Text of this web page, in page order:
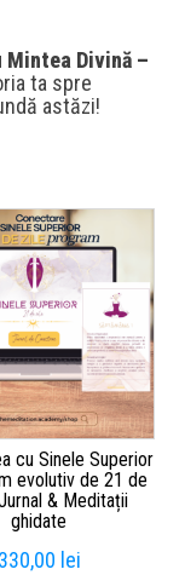
Mintea Divină –
ta spre
astăzi!
cu Sinele Superior
evolutiv de 21 de
& Meditații
ghidate
330,00 lei